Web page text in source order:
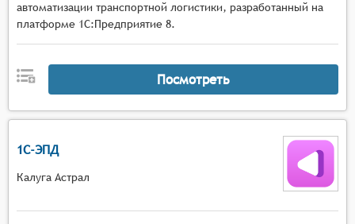
автоматизации транспортной логистики, разработанный на
платформе 1С:Предприятие 8.
Посмотреть
1С-ЭПД
Калуга Астрал